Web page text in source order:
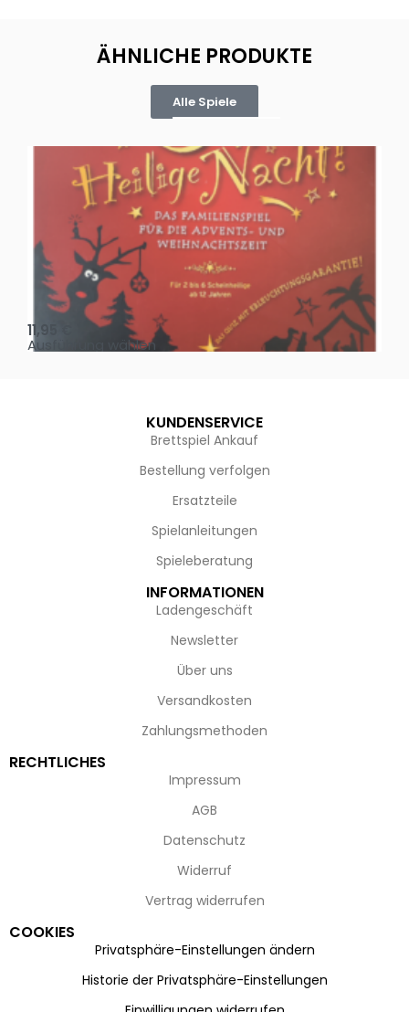
ÄHNLICHE PRODUKTE
Alle Spiele
Oh, heilige Nacht!
11,95
Ausführung wählen
KUNDENSERVICE
Brettspiel Ankauf
Bestellung verfolgen
Ersatzteile
Spielanleitungen
Spieleberatung
INFORMATIONEN
Ladengeschäft
Newsletter
Über uns
Versandkosten
Zahlungsmethoden
RECHTLICHES
Impressum
AGB
Datenschutz
Widerruf
Vertrag widerrufen
COOKIES
Privatsphäre-Einstellungen ändern
Historie der Privatsphäre-Einstellungen